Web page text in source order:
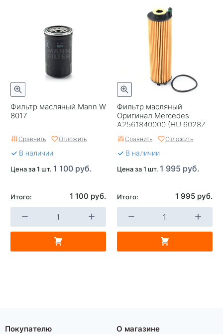
Фильтр масляный Mann W
8017
Сравнить Отложить
В наличии
Цена за 1 шт. 1 100 руб.
Итого: 1 100 руб.
Фильтр масляный
Оригинал Mercedes
A2561840000 (HU 6028Z
Mann) Германия
Сравнить Отложить
В наличии
Цена за 1 шт. 1 995 руб.
Итого: 1 995 руб.
Покупателю О магазине